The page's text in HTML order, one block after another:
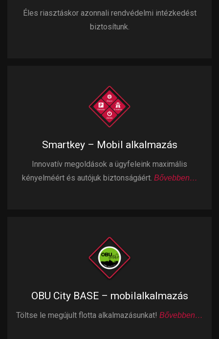
Éles riasztáskor azonnali rendvédelmi intézkedést
biztosítunk.
Smartkey – Mobil alkalmazás
Innovatív megoldások a ügyfeleink maximális
kényelméért és autójuk biztonságáért. Bővebben…
OBU City BASE – mobilalkalmazás
Töltse le megújult flotta alkalmazásunkat! Bővebben…